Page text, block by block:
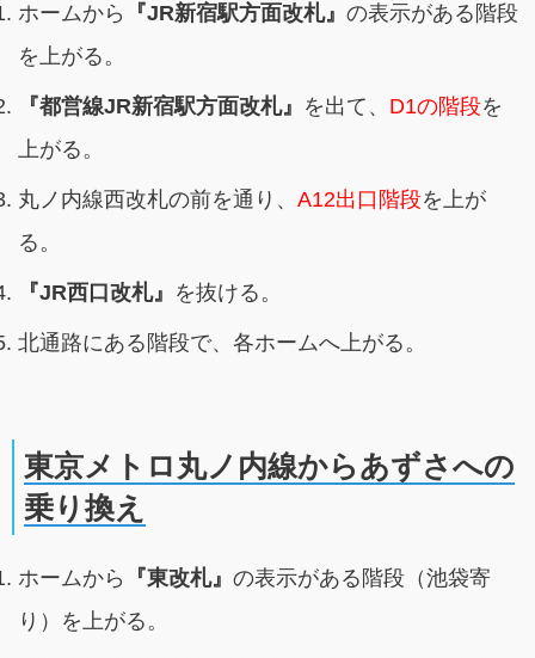
ホームから 『JR新宿駅方面改札』 の表示がある階段
を上がる。
『都営線JR新宿駅方面改札』 を出て、 D1の階段を
上がる。
丸ノ内線西改札の前を通り、 A12出口階段を上が
る。
『JR西口改札』 を抜ける。
北通路にある階段で、各ホームへ上がる。
東京メトロ丸ノ内線からあずさへの
乗り換え
ホームから 『東改札』 の表示がある階段（池袋寄
り）を上がる。